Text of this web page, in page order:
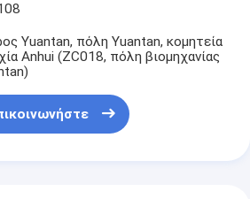
Yuantan, πόλη Yuantan, κομητεία
Anhui (ZC018, πόλη βιομηχανίας